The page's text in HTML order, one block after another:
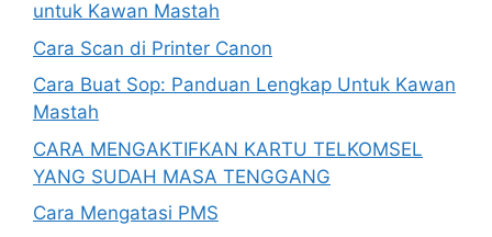
untuk Kawan Mastah
Cara Scan di Printer Canon
Cara Buat Sop: Panduan Lengkap Untuk Kawan
Mastah
CARA MENGAKTIFKAN KARTU TELKOMSEL
YANG SUDAH MASA TENGGANG
Cara Mengatasi PMS